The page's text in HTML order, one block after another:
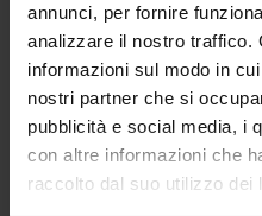
annunci, per fornire
analizzare il nostro traffico.
informazioni sul modo in
nostri partner che si
pubblicità e social media, i
con altre informazioni che
raccolto dal suo utilizzo dei
Vai
BUCCI